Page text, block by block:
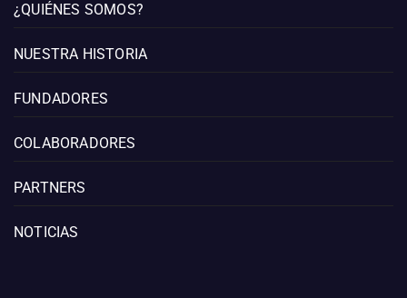
¿QUIÉNES SOMOS?
NUESTRA HISTORIA
FUNDADORES
COLABORADORES
PARTNERS
NOTICIAS